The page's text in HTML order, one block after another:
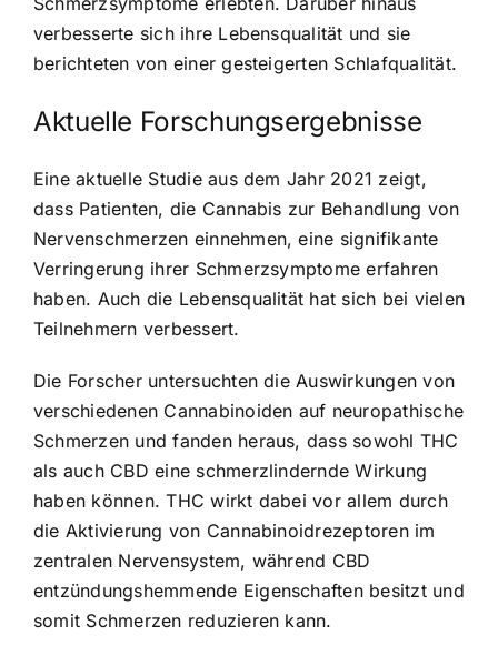
verbesserte sich ihre Lebensqualität und sie
berichteten von einer gesteigerten Schlafqualität.
Aktuelle Forschungsergebnisse
Eine aktuelle Studie aus dem Jahr 2021 zeigt,
dass Patienten, die Cannabis zur Behandlung von
Nervenschmerzen einnehmen, eine signifikante
Verringerung ihrer Schmerzsymptome erfahren
haben. Auch die Lebensqualität hat sich bei vielen
Teilnehmern verbessert.
Die Forscher untersuchten die Auswirkungen von
verschiedenen Cannabinoiden auf neuropathische
Schmerzen und fanden heraus, dass sowohl THC
als auch CBD eine schmerzlindernde Wirkung
haben können. THC wirkt dabei vor allem durch
die Aktivierung von Cannabinoidrezeptoren im
zentralen Nervensystem, während CBD
entzündungshemmende Eigenschaften besitzt und
somit Schmerzen reduzieren kann.